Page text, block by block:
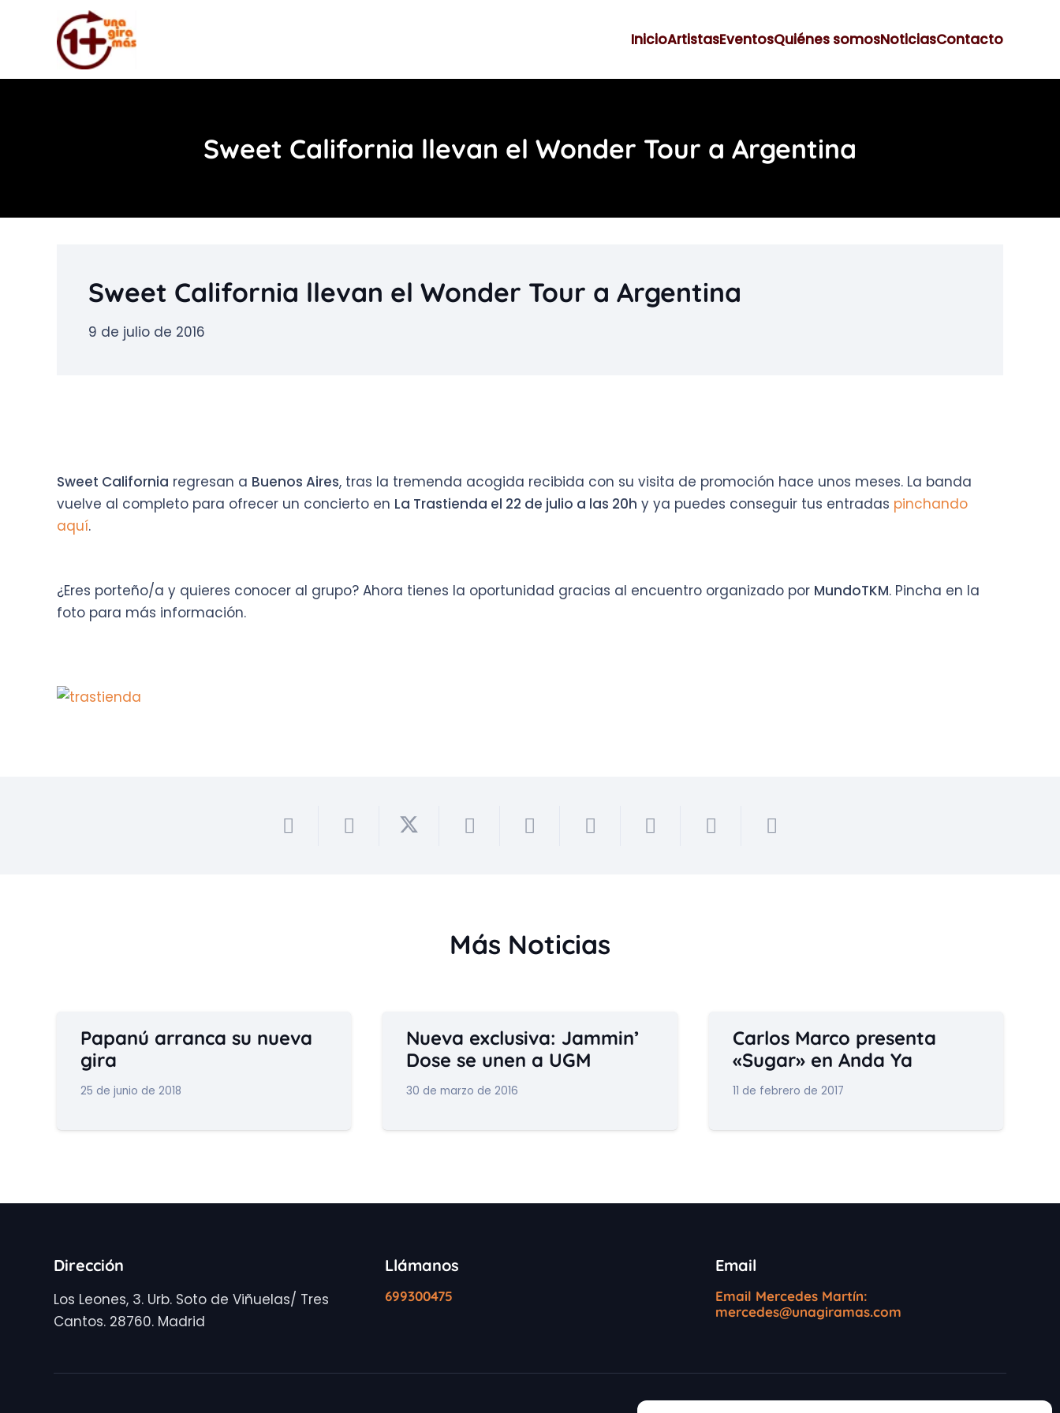
InicioArtistasEventosQuiénes somosNoticiasContacto
Sweet California llevan el Wonder Tour a Argentina
Sweet California llevan el Wonder Tour a Argentina
9 de julio de 2016
Sweet California regresan a Buenos Aires, tras la tremenda acogida recibida con su visita de promoción hace unos meses. La banda
vuelve al completo para ofrecer un concierto en La Trastienda el 22 de julio a las 20h y ya puedes conseguir tus entradas pinchando
aquí.
¿Eres porteño/a y quieres conocer al grupo? Ahora tienes la oportunidad gracias al encuentro organizado por MundoTKM. Pincha en la
foto para más información.
Más Noticias
Papanú arranca su nueva
gira
25 de junio de 2018
Nueva exclusiva: Jammin’
Dose se unen a UGM
30 de marzo de 2016
Carlos Marco presenta
«Sugar» en Anda Ya
11 de febrero de 2017
Dirección
Los Leones, 3. Urb. Soto de Viñuelas/ Tres
Cantos. 28760. Madrid
Llámanos
699300475
Email
Email Mercedes Martín:
mercedes@unagiramas.com